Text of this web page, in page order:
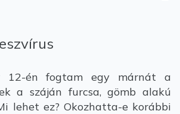
12-én fogtam egy márnát a
a száján furcsa, gömb alakú
lehet ez? Okozhatta-e korábbi